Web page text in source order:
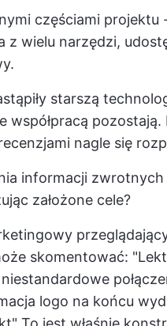
częściami projektu
wielu narzędzi,
starszą
współpracą
nagle się
informacji zwrotnych
założone cele?
skomentować:
logo na końcu